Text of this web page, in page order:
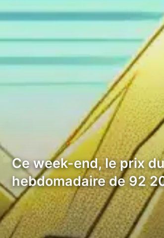
Ce week-end, le prix
hebdomadaire de 92